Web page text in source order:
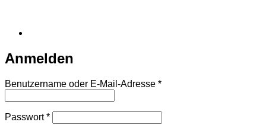
Anmelden
Benutzername oder E-Mail-Adresse *Erforderlich
Passwort*Erforderlich